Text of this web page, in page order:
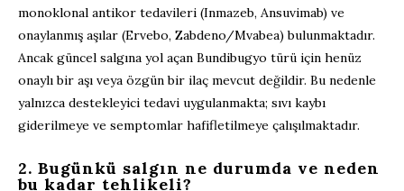
monoklonal antikor tedavileri (Inmazeb, Ansuvimab) ve
onaylanmış aşılar (Ervebo, Zabdeno/Mvabea) bulunmaktadır.
Ancak güncel salgına yol açan Bundibugyo türü için henüz
onaylı bir aşı veya özgün bir ilaç mevcut değildir. Bu nedenle
yalnızca destekleyici tedavi uygulanmakta; sıvı kaybı
giderilmeye ve semptomlar hafifletilmeye çalışılmaktadır.
2. Bugünkü salgın ne durumda ve neden
bu kadar tehlikeli?